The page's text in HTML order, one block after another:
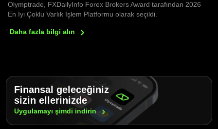
Olymptrade, FXDailyInfo Forex Brokers Award tarafından 2026
En İyi Çoklu Varlık İşlem Platformu olarak seçildi.
Daha fazla bilgi alın
Finansal geleceğiniz
sizin ellerinizde
Uygulamayı şimdi indirin